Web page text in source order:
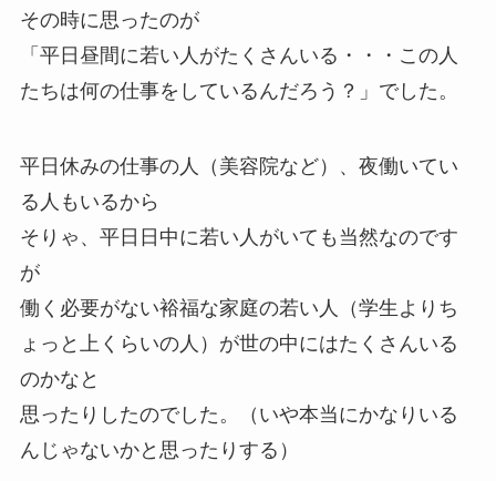
その時に思ったのが
「平日昼間に若い人がたくさんいる・・・この人
たちは何の仕事をしているんだろう？」でした。
平日休みの仕事の人（美容院など）、夜働いてい
る人もいるから
そりゃ、平日日中に若い人がいても当然なのです
が
働く必要がない裕福な家庭の若い人（学生よりち
ょっと上くらいの人）が世の中にはたくさんいる
のかなと
思ったりしたのでした。（いや本当にかなりいる
んじゃないかと思ったりする）